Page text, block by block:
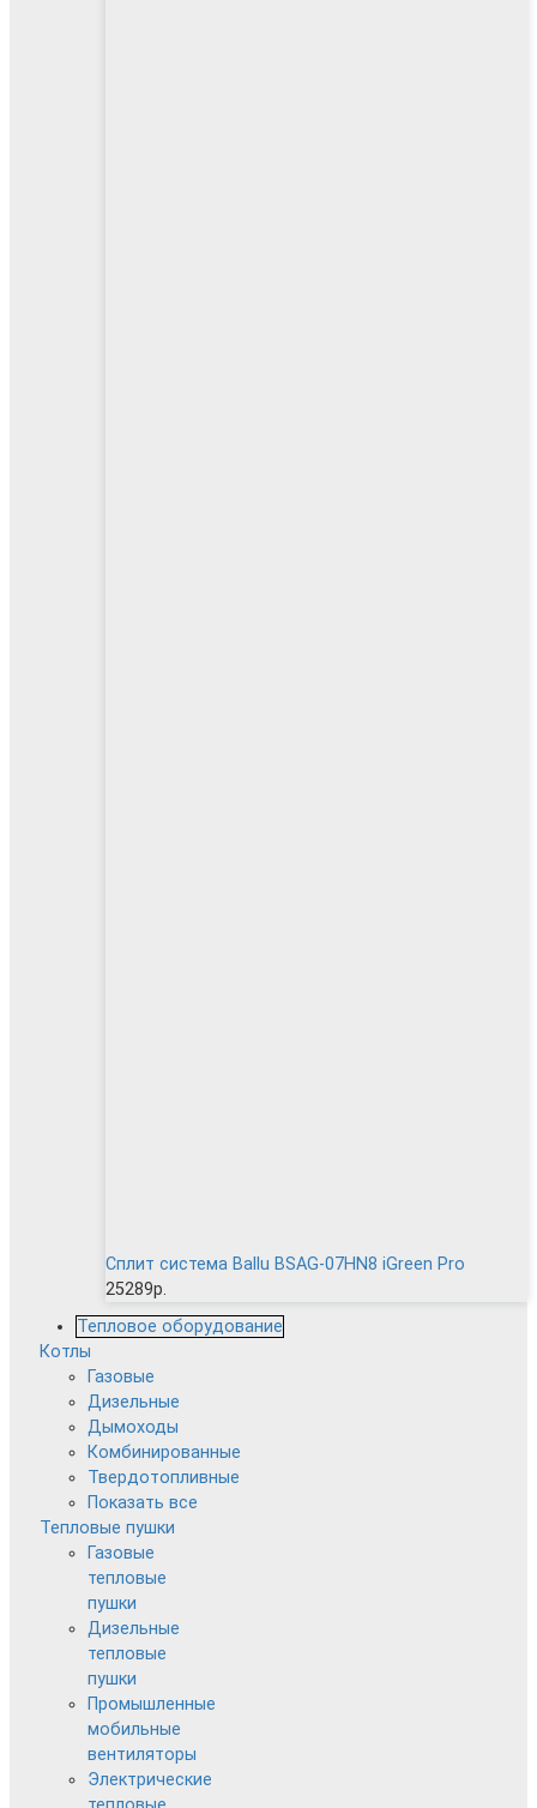
Сплит система Ballu BSAG-07HN8 iGreen Pro
25289р.
Тепловое оборудование
Котлы
Газовые
Дизельные
Дымоходы
Комбинированные
Твердотопливные
Показать все
Тепловые пушки
Газовые
тепловые
пушки
Дизельные
тепловые
пушки
Промышленные
мобильные
вентиляторы
Электрические